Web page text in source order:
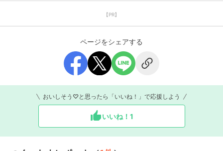
【PR】
ページをシェアする
おいしそう♡と思ったら「いいね！」で応援しよう
いいね！ 1